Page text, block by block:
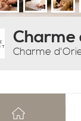
Charme